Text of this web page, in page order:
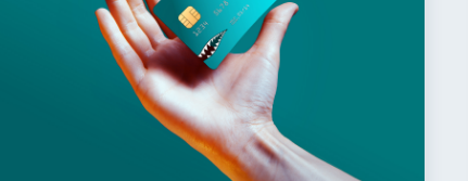
Superintendencia de Bancos 4 Criptomonedas
Finanzas Personales 1 Finanzas en Pareja
Información financiera 1 ahorro 1
información financiera 1